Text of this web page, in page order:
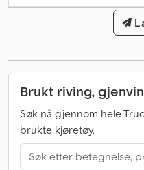
registrering:01/2021, fjæring:
Brukt riving,
Søk nå gjennom hele
brukte kjøretøy.